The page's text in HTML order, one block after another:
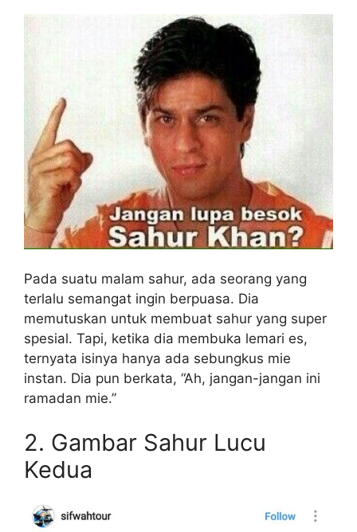
Pada suatu malam sahur, ada seorang yang
terlalu semangat ingin berpuasa. Dia
memutuskan untuk membuat sahur yang super
spesial. Tapi, ketika dia membuka lemari es,
ternyata isinya hanya ada sebungkus mie
instan. Dia pun berkata, “Ah, jangan-jangan ini
ramadan mie.”
2. Gambar Sahur Lucu
Kedua